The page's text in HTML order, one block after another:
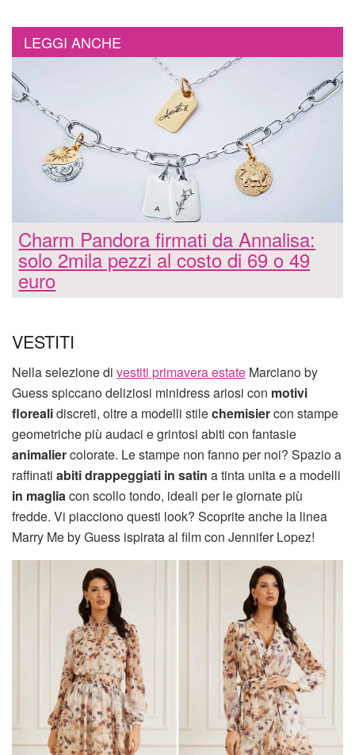
LEGGI ANCHE
Charm Pandora firmati da Annalisa:
solo 2mila pezzi al costo di 69 o 49
euro
VESTITI
Nella selezione di vestiti primavera estate Marciano by
Guess spiccano deliziosi minidress ariosi con motivi
florealidiscreti, oltre a modelli stilechemisiercon stampe
geometriche più audaci e grintosi abiti con fantasie
animaliercolorate. Le stampe non fanno per noi? Spazio a
raffinati abiti drappeggiati in satin a tinta unita e a modelli
in maglia con scollo tondo, ideali per le giornate più
fredde. Vi piacciono questi look? Scoprite anche la linea
Marry Me by Guess ispirata al film con Jennifer Lopez!